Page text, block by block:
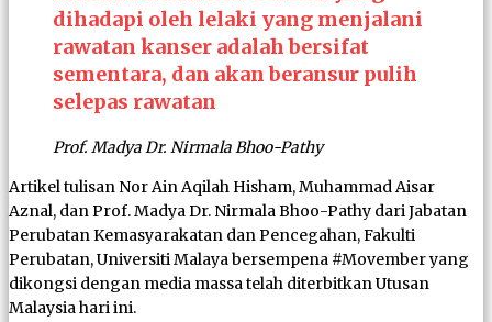
dihadapi oleh lelaki yang menjalani
rawatan kanser adalah bersifat
sementara, dan akan beransur pulih
selepas rawatan
Prof. Madya Dr. Nirmala Bhoo-Pathy
Artikel tulisan Nor Ain Aqilah Hisham, Muhammad Aisar
Aznal, dan Prof. Madya Dr. Nirmala Bhoo-Pathy dari Jabatan
Perubatan Kemasyarakatan dan Pencegahan, Fakulti
Perubatan, Universiti Malaya bersempena #Movember yang
dikongsi dengan media massa telah diterbitkan Utusan
Malaysia hari ini.